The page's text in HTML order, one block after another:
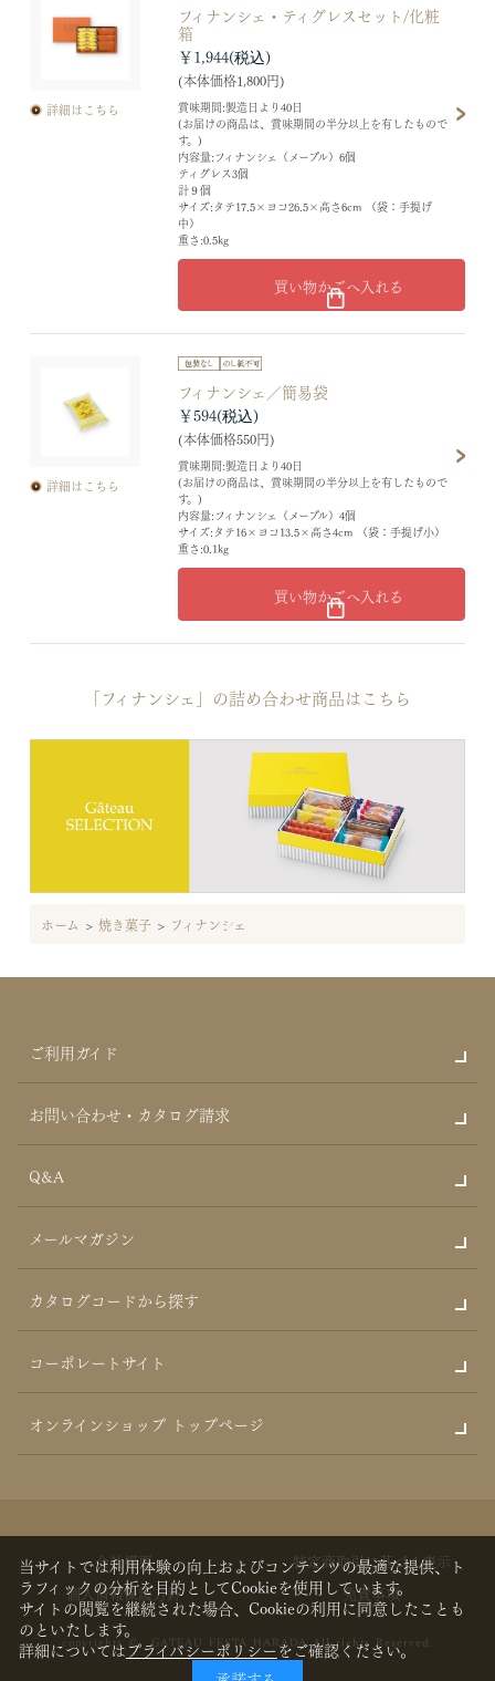
詳細はこちら
フィナンシェ・ティグレスセット/化粧
箱
賞味期間:製造日より40日
(お届けの商品は、賞味期間の半分以上を有したもので
す。)
内容量:フィナンシェ（メープル）6個
ティグレス3個
計９個
サイズ:タテ17.5×ヨコ26.5×高さ6cm （袋：手提げ
中）
重さ:0.5kg
￥1,944
(本体価格1,800円)
買い物かごへ入れる
詳細はこちら
フィナンシェ／簡易袋
賞味期間:製造日より40日
(お届けの商品は、賞味期間の半分以上を有したもので
す。)
内容量:フィナンシェ（メープル）4個
サイズ:タテ16×ヨコ13.5×高さ4cm （袋：手提げ小）
重さ:0.1kg
￥594
(本体価格550円)
買い物かごへ入れる
「フィナンシェ」の詰め合わせ商品はこちら
ホーム > 焼き菓子 > フィナンシェ
ご利用ガイド
お問い合わせ・カタログ請求
Q&A
メールマガジン
カタログコードから探す
コーポレートサイト
オンラインショップ トップページ
会社概要
特定商取引に基づく表示
個人情報保護方針
免責事項
copyrights © GATEAU FESTA HARADA All rights Reserved.
当サイトでは利用体験の向上およびコンテンツの最適な提供、ト
ラフィックの分析を目的としてCookieを使用しています。
サイトの閲覧を継続された場合、Cookieの利用に同意したことも
のといたします。
詳細についてはプライバシーポリシーをご確認ください。